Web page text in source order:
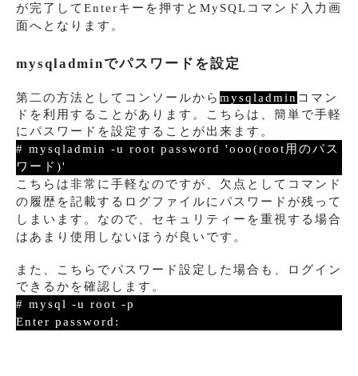
が完了してEnterキーを押すとMySQLコマンド入力画
面へとなります。
mysqladminでパスワードを設定
第二の方法としてコンソールから mysqladmin コマン
ドを利用することがあります。こちらは、簡単で手軽
にパスワードを設定することが出来ます。
# mysqladmin -u root password 'ooo(root用のパス
ワード)'
こちらは非常に手軽なのですが、欠点としてコマンド
の履歴を記載するログファイルにパスワードが残って
しまいます。なので、セキュリティーを重視する場合
はあまり使用しないほうが良いです。
また、こちらでパスワード設定した場合も、ログイン
できるかを確認します。
# mysql -u root -p
Enter password: